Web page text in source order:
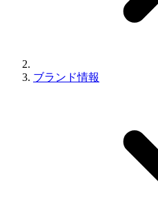
ブランド情報